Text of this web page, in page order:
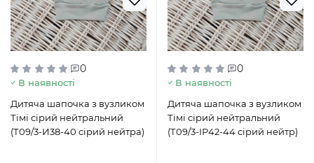
0
В наявності
Дитяча шапочка з вузликом
Тімі сірий нейтральний
(Т09/3-И38-40 сірий нейтра)
0
В наявності
Дитяча шапочка з вузликом
Тімі сірий нейтральний
(Т09/3-ІР42-44 сірий нейтр)